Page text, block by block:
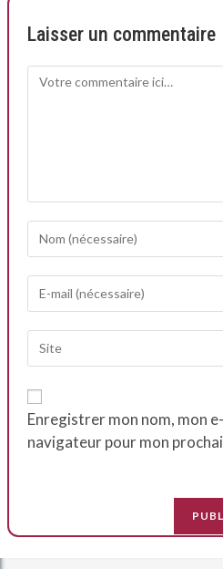
Laisser un commentaire
Enregistrer mon nom, mon
navigateur pour mon